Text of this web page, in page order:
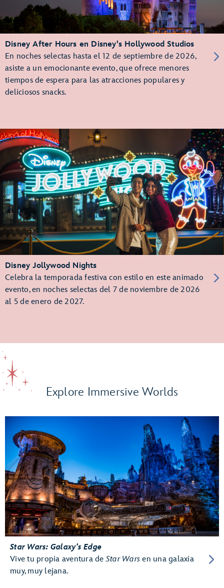
Disney After Hours en Disney's Hollywood Studios
En noches selectas hasta el 12 de septiembre de 2026,
asiste a un emocionante evento, que ofrece menores
tiempos de espera para las atracciones populares y
deliciosos snacks.
Disney Jollywood Nights
Celebra la temporada festiva con estilo en este animado
evento, en noches selectas del 7 de noviembre de 2026
al 5 de enero de 2027.
Explore Immersive Worlds
Star Wars: Galaxy’s Edge
Vive tu propia aventura deStar Wars en una galaxia
muy, muy lejana.